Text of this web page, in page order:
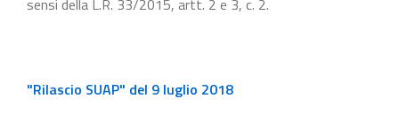
sensi della L.R. 33/2015, artt. 2 e 3, c. 2.
"Rilascio SUAP" del 9 luglio 2018